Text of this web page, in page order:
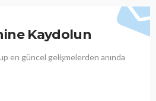
Kaydolun
en güncel gelişmelerden anında